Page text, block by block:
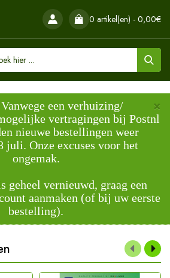
0 artikel(en) - 0,00€
×
een verhuizing/
vertragingen bij Postnl
nieuwe bestellingen weer
juli. Onze excuses voor het
ongemak.
geheel vernieuwd, graag een
aanmaken (of bij uw eerste
bestelling).